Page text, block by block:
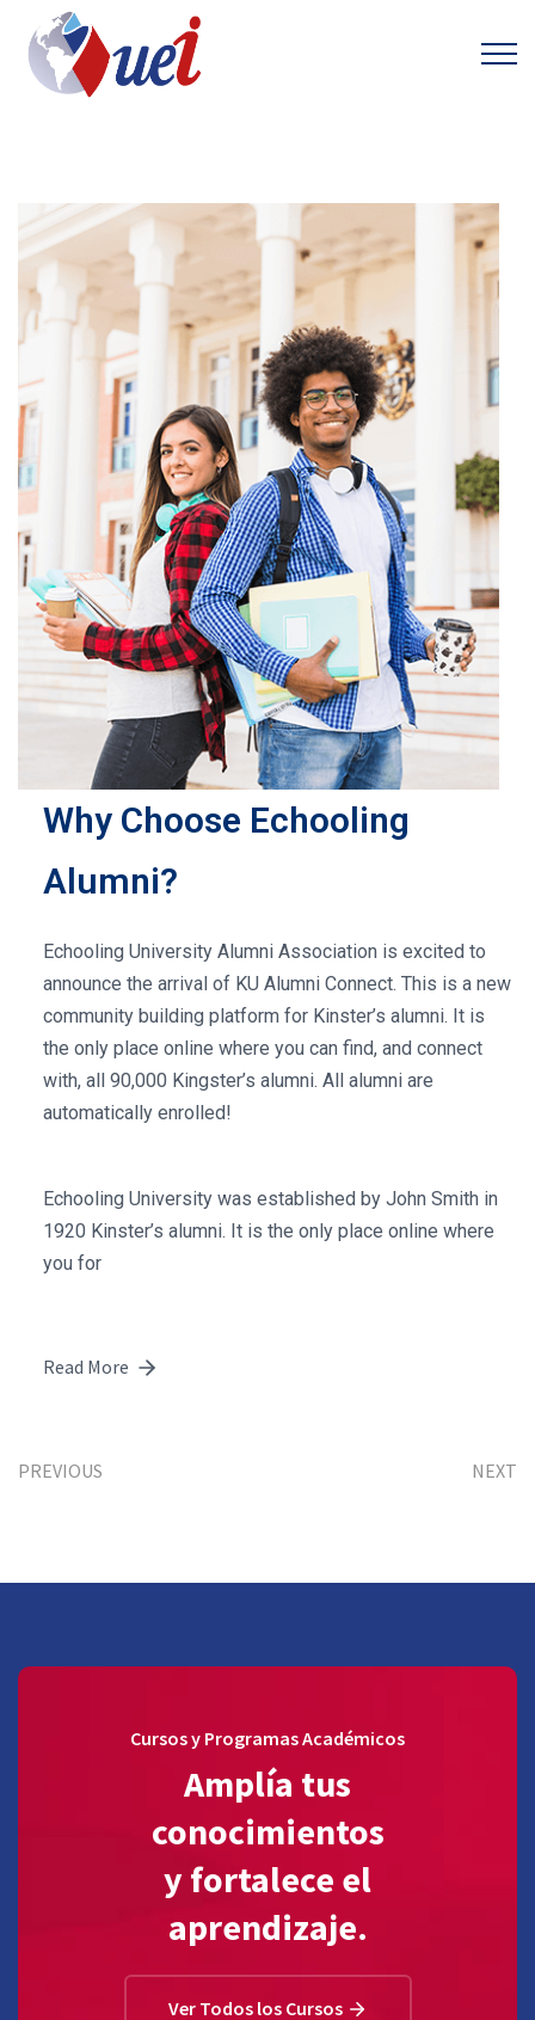
Why Choose Echooling
Alumni?
Echooling University Alumni Association is excited to
announce the arrival of KU Alumni Connect. This is a new
community building platform for Kinster’s alumni. It is
the only place online where you can find, and connect
with, all 90,000 Kingster’s alumni. All alumni are
automatically enrolled!
Echooling University was established by John Smith in
1920 Kinster’s alumni. It is the only place online where
you for
Read More
PREVIOUS NEXT
Cursos y Programas Académicos
Amplía tus
conocimientos
y fortalece el
aprendizaje.
Ver Todos los Cursos